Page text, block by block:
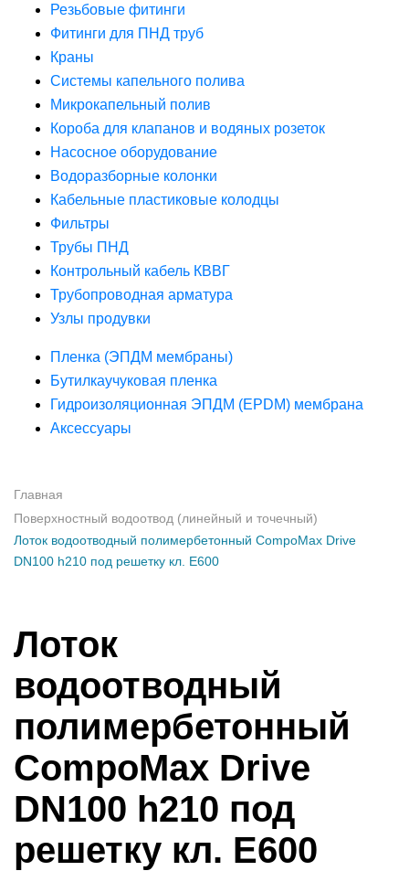
Резьбовые фитинги
Фитинги для ПНД труб
Краны
Системы капельного полива
Микрокапельный полив
Короба для клапанов и водяных розеток
Насосное оборудование
Водоразборные колонки
Кабельные пластиковые колодцы
Фильтры
Трубы ПНД
Контрольный кабель КВВГ
Трубопроводная арматура
Узлы продувки
Пленка (ЭПДМ мембраны)
Бутилкаучуковая пленка
Гидроизоляционная ЭПДМ (EPDM) мембрана
Аксессуары
Главная
Поверхностный водоотвод (линейный и точечный)
Лоток водоотводный полимербетонный CompoMax Drive
DN100 h210 под решетку кл. Е600
Лоток
водоотводный
полимербетонный
CompoMax Drive
DN100 h210 под
решетку кл. Е600